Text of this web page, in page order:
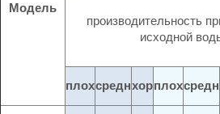
Модель
производительность
исходной
плохсреднхорплохсредн